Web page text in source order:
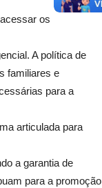
os
A política de
familiares e
para a
articulada para
a garantia de
para a promoção